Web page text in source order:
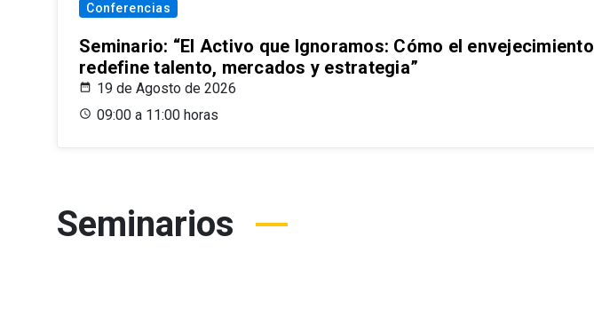
Conferencias
Seminario: “El Activo que Ignoramos: Cómo el envejecimiento
redefine talento, mercados y estrategia”
19 de Agosto de 2026
09:00 a 11:00 horas
Seminarios